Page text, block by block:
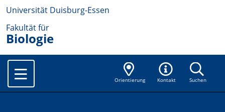
Universität Duisburg-Essen
Fakultät für
Biologie
Orientierung Kontakt Suchen